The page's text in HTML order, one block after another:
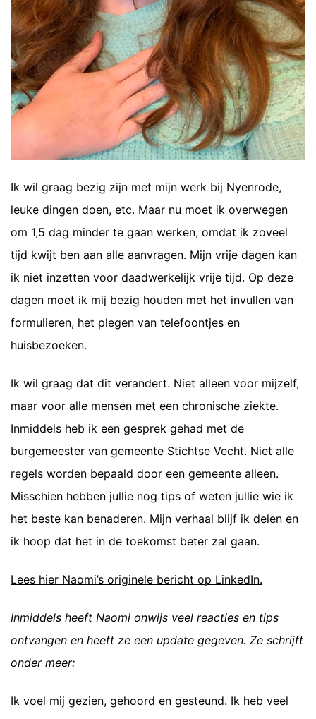
Ik wil graag bezig zijn met mijn werk bij Nyenrode,
leuke dingen doen, etc. Maar nu moet ik overwegen
om 1,5 dag minder te gaan werken, omdat ik zoveel
tijd kwijt ben aan alle aanvragen. Mijn vrije dagen kan
ik niet inzetten voor daadwerkelijk vrije tijd. Op deze
dagen moet ik mij bezig houden met het invullen van
formulieren, het plegen van telefoontjes en
huisbezoeken.
Ik wil graag dat dit verandert. Niet alleen voor mijzelf,
maar voor alle mensen met een chronische ziekte.
Inmiddels heb ik een gesprek gehad met de
burgemeester van gemeente Stichtse Vecht. Niet alle
regels worden bepaald door een gemeente alleen.
Misschien hebben jullie nog tips of weten jullie wie ik
het beste kan benaderen. Mijn verhaal blijf ik delen en
ik hoop dat het in de toekomst beter zal gaan.
Lees hier Naomi’s originele bericht op LinkedIn.
Inmiddels heeft Naomi onwijs veel reacties en tips
ontvangen en heeft ze een update gegeven. Ze schrijft
onder meer:
Ik voel mij gezien, gehoord en gesteund. Ik heb veel